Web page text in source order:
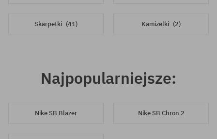
Skarpetki (41) Kamizelki (2)
Najpopularniejsze:
Nike SB Blazer Nike SB Chron 2